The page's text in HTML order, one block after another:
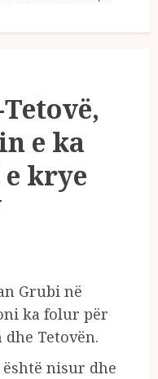
e ka
krye
Grubi në
ka folur për
Tetovën.
nisur dhe